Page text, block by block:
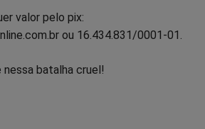
valor pelo pix:
ou 16.434.831/0001-01.
batalha cruel!